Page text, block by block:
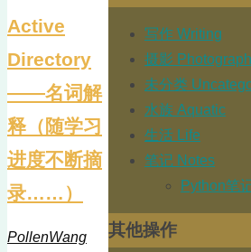
Active
Directory
——名词解
释（随学习
进度不断摘
录……）
PollenWang
写作 Writing
摄影
未分类
水族 Aquatic
生活 Life
笔记 Notes
Python笔
其他操作